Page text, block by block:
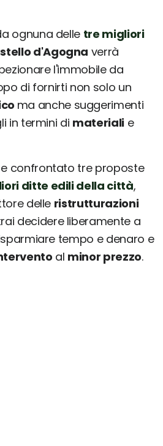
ognuna delle tre migliori
d'Agogna verrà
l'immobile da
di fornirti non solo un
ma anche suggerimenti
in termini di materialie
confrontato tre proposte
ditte edili della città,
delle ristrutturazioni
decidere liberamente a
tempo e denaro e
al minor prezzo.